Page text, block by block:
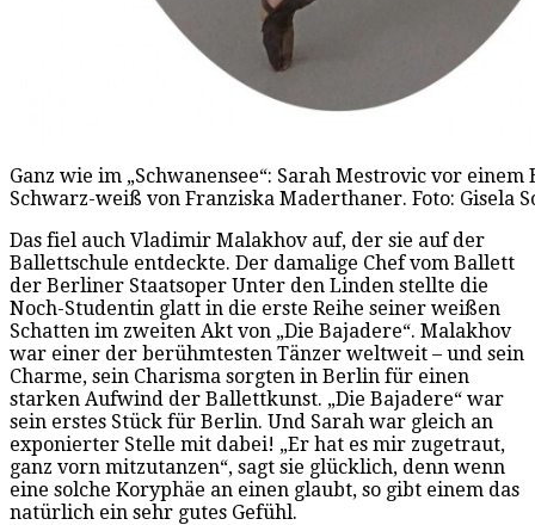
Ganz wie im „Schwanensee“: Sarah Mestrovic vor einem
Schwarz-weiß von Franziska Maderthaner. Foto: Gisela
Das fiel auch Vladimir Malakhov auf, der sie auf der
Ballettschule entdeckte. Der damalige Chef vom Ballett
der Berliner Staatsoper Unter den Linden stellte die
Noch-Studentin glatt in die erste Reihe seiner weißen
Schatten im zweiten Akt von „Die Bajadere“. Malakhov
war einer der berühmtesten Tänzer weltweit – und sein
Charme, sein Charisma sorgten in Berlin für einen
starken Aufwind der Ballettkunst. „Die Bajadere“ war
sein erstes Stück für Berlin. Und Sarah war gleich an
exponierter Stelle mit dabei! „Er hat es mir zugetraut,
ganz vorn mitzutanzen“, sagt sie glücklich, denn wenn
eine solche Koryphäe an einen glaubt, so gibt einem das
natürlich ein sehr gutes Gefühl.